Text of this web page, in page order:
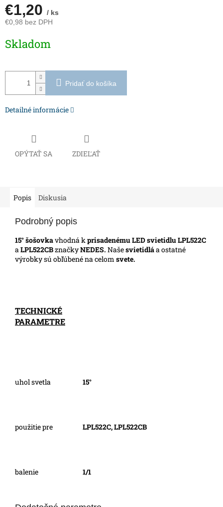
€1,20 / ks
€0,98 bez DPH
cena:
Skladom
Pridať do košíka
Detailné informácie
OPÝTAŤ SA ZDIEĽAŤ
Popis Diskusia
Podrobný popis
15° šošovkavhodná kprisadenémuLED svietidlu LPL522C
aLPL522CBznačkyNEDES. Našesvietidláa ostatné
výrobky sú obľúbené na celom svete.
TECHNICKÉ
PARAMETRE
uhol svetla 15°
použitie pre LPL522C, LPL522CB
balenie 1/1